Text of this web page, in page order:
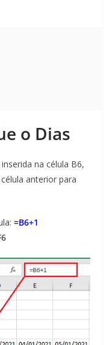
o Dias
na célula B6,
anterior para
=B6+1